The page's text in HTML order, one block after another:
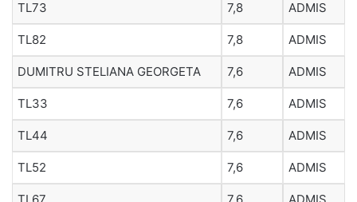
TL73 7,8 ADMIS
TL82 7,8 ADMIS
DUMITRU STELIANA GEORGETA 7,6 ADMIS
TL33 7,6 ADMIS
TL44 7,6 ADMIS
TL52 7,6 ADMIS
TL67 7,6 ADMIS